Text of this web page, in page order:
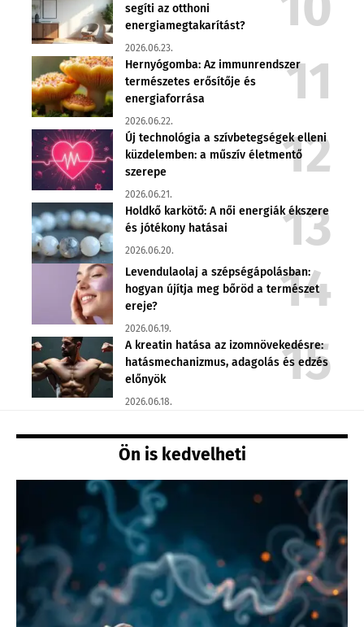
segíti az otthoni
energiamegtakarítást?
2026.06.23.
Hernyógomba: Az immunrendszer
természetes erősítője és
energiaforrása
2026.06.22.
Új technológia a szívbetegségek elleni
küzdelemben: a műszív életmentő
szerepe
2026.06.21.
Holdkő karkötő: A női energiák ékszere
és jótékony hatásai
2026.06.20.
Levendulaolaj a szépségápolásban:
hogyan újítja meg bőröd a természet
ereje?
2026.06.19.
A kreatin hatása az izomnövekedésre:
hatásmechanizmus, adagolás és edzés
előnyök
2026.06.18.
Ön is kedvelheti